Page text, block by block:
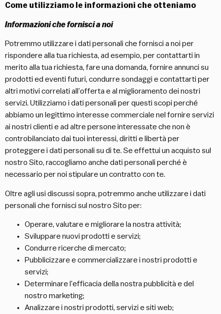
Come utilizziamo le informazioni che otteniamo
Informazioni che fornisci a noi
Potremmo utilizzare i dati personali che fornisci a noi per
rispondere alla tua richiesta, ad esempio, per contattarti in
merito alla tua richiesta, fare una domanda, fornire annunci su
prodotti ed eventi futuri, condurre sondaggi e contattarti per
altri motivi correlati all’offerta e al miglioramento dei nostri
servizi. Utilizziamo i dati personali per questi scopi perché
abbiamo un legittimo interesse commerciale nel fornire servizi
ai nostri clienti e ad altre persone interessate che non è
controbilanciato dai tuoi interessi, diritti e libertà per
proteggere i dati personali su di te. Se effettui un acquisto sul
nostro Sito, raccogliamo anche dati personali perché è
necessario per noi stipulare un contratto con te.
Oltre agli usi discussi sopra, potremmo anche utilizzare i dati
personali che fornisci sul nostro Sito per:
Operare, valutare e migliorare la nostra attività;
Sviluppare nuovi prodotti e servizi;
Condurre ricerche di mercato;
Pubblicizzare e commercializzare i nostri prodotti e
servizi;
Determinare l’efficacia della nostra pubblicità e del
nostro marketing;
Analizzare i nostri prodotti, servizi e siti web;